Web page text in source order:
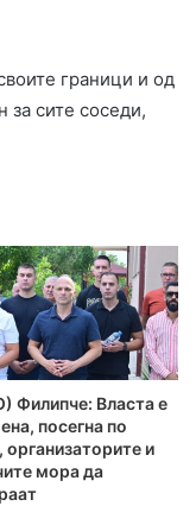
граници и од
за сите соседи,
Филипче: Власта е
посегна по
организаторите и
мора да